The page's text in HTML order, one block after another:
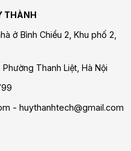
THÀNH
ở Bình Chiểu 2, Khu phố 2,
Thanh Liệt, Hà Nội
- huythanhtech@gmail.com